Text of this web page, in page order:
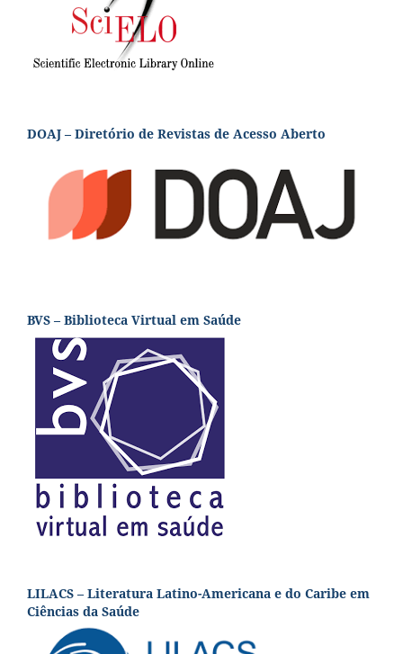
DOAJ – Diretório de Revistas de Acesso Aberto
BVS – Biblioteca Virtual em Saúde
LILACS – Literatura Latino-Americana e do Caribe em
Ciências da Saúde